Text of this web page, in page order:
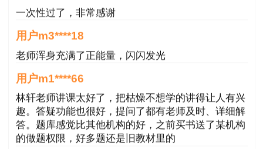
一次性过了，非常感谢
用户m3****18
老师浑身充满了正能量，闪闪发光
用户m1****66
林轩老师讲课太好了，把枯燥不想学的讲得让人有兴
趣。答疑功能也很好，提问了都有老师及时、详细解
答。题库感觉比其他机构的好，之前买书送了某机构
的做题权限，好多题还是旧教材里的